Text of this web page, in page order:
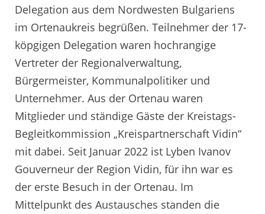
Delegation aus dem Nordwesten Bulgariens
im Ortenaukreis begrüßen. Teilnehmer der 17-
köpgigen Delegation waren hochrangige
Vertreter der Regionalverwaltung,
Bürgermeister, Kommunalpolitiker und
Unternehmer. Aus der Ortenau waren
Mitglieder und ständige Gäste der Kreistags-
Begleitkommission „Kreispartnerschaft Vidin“
mit dabei. Seit Januar 2022 ist Lyben Ivanov
Gouverneur der Region Vidin, für ihn war es
der erste Besuch in der Ortenau. Im
Mittelpunkt des Austausches standen die